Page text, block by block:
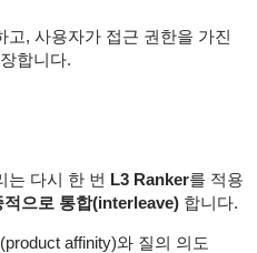
, 사용자가 접근 권한을 가진
합니다.
는 다시 한 번 L3 Ranker를 적용
적으로 통합(interleave)합니다.
affinity)와 질의 의도